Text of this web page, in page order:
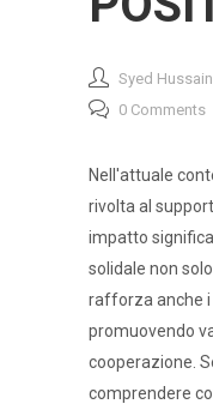
Syed Hussain
0 Comments
Nell'attuale
rivolta al
impatto
solidale non
rafforza anche i
promuovendo
cooperazione.
comprendere